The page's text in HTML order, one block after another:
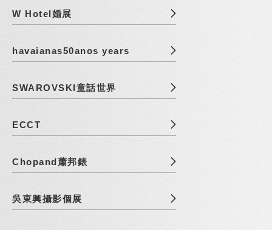
W Hotel婚展
havaianas50anos years
SWAROVSKI童話世界
ECCT
Chopand蕭邦錶
吳東興攝影個展